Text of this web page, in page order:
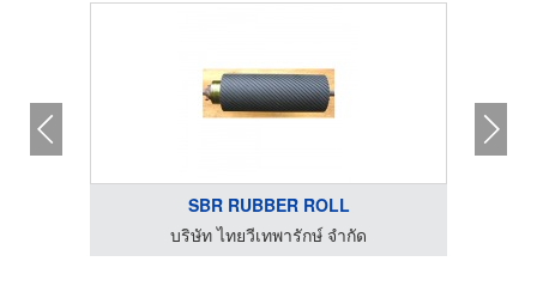
SBR RUBBER ROLL
บริษัท ไทยวีเทพารักษ์ จำกัด